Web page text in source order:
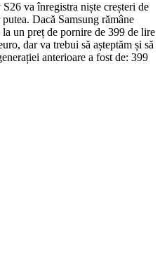
va înregistra niște creșteri de
Dacă Samsung rămâne
un preț de pornire de 399 de lire
dar va trebui să așteptăm și să
anterioare a fost de: 399